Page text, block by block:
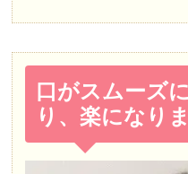
口がスムーズ
り、楽になり